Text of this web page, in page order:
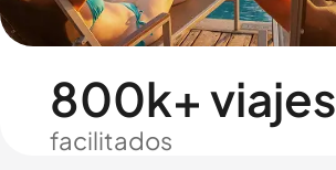
800k+ viajes
facilitados